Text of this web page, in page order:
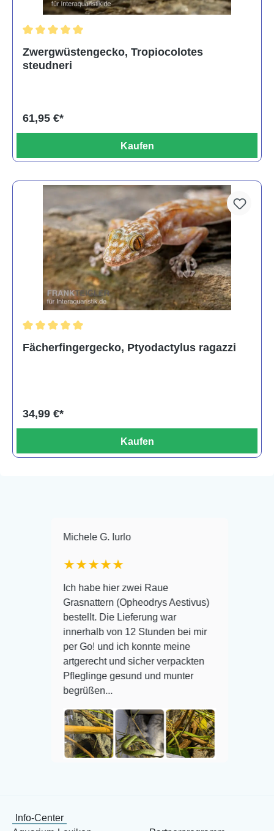
Zwergwüstengecko, Tropiocolotes
steudneri
61,95 €*
Kaufen
Fächerfingergecko, Ptyodactylus ragazzi
34,99 €*
Kaufen
Michele G. Iurlo
★★★★★
Ich habe hier zwei Raue
Grasnattern (Opheodrys Aestivus)
bestellt. Die Lieferung war
innerhalb von 12 Stunden bei mir
per Go! und ich konnte meine
artgerecht und sicher verpackten
Pfleglinge gesund und munter
begrüßen...
Info-Center